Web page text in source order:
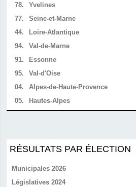
78.
Yvelines
77.
Seine-et-Marne
44.
Loire-Atlantique
94.
Val-de-Marne
91.
Essonne
95.
Val-d'Oise
04.
Alpes-de-Haute-Provence
05.
Hautes-Alpes
RÉSULTATS PAR ÉLECTION
Municipales 2026
Législatives 2024